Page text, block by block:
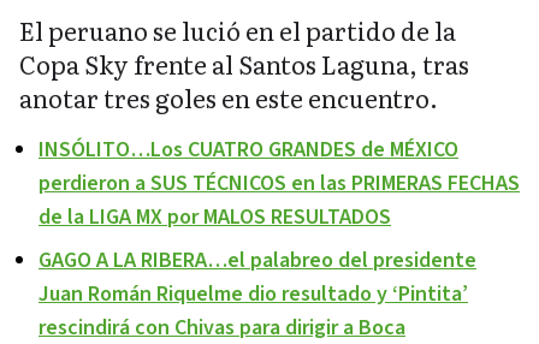
El peruano se lució en el partido de la
Copa Sky frente al Santos Laguna, tras
anotar tres goles en este encuentro.
INSÓLITO…Los CUATRO GRANDES de MÉXICO
perdieron a SUS TÉCNICOS en las PRIMERAS FECHAS
de la LIGA MX por MALOS RESULTADOS
GAGO A LA RIBERA…el palabreo del presidente
Juan Román Riquelme dio resultado y ‘Pintita’
rescindirá con Chivas para dirigir a Boca